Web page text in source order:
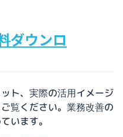
ダウンロ
ト、実際の活用イメージ
覧ください。業務改善の
います。